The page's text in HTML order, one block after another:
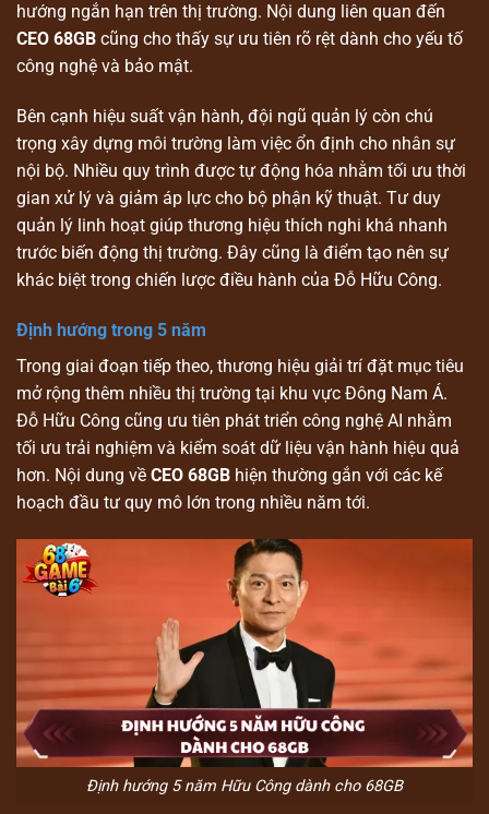
hướng ngắn hạn trên thị trường. Nội dung liên quan đến
CEO 68GB cũng cho thấy sự ưu tiên rõ rệt dành cho yếu tố
công nghệ và bảo mật.
Bên cạnh hiệu suất vận hành, đội ngũ quản lý còn chú
trọng xây dựng môi trường làm việc ổn định cho nhân sự
nội bộ. Nhiều quy trình được tự động hóa nhằm tối ưu thời
gian xử lý và giảm áp lực cho bộ phận kỹ thuật. Tư duy
quản lý linh hoạt giúp thương hiệu thích nghi khá nhanh
trước biến động thị trường. Đây cũng là điểm tạo nên sự
khác biệt trong chiến lược điều hành của Đỗ Hữu Công.
Định hướng trong 5 năm
Trong giai đoạn tiếp theo, thương hiệu giải trí đặt mục tiêu
mở rộng thêm nhiều thị trường tại khu vực Đông Nam Á.
Đỗ Hữu Công cũng ưu tiên phát triển công nghệ AI nhằm
tối ưu trải nghiệm và kiểm soát dữ liệu vận hành hiệu quả
hơn. Nội dung về CEO 68GB hiện thường gắn với các kế
hoạch đầu tư quy mô lớn trong nhiều năm tới.
Định hướng 5 năm Hữu Công dành cho 68GB